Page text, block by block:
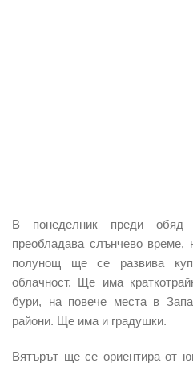
В понеделник преди
преобладава слънчево
полунощ ще се развива
облачност. Ще има
бури, на повече места в
райони. Ще има и градушки.
Вятърът ще се ориентира от